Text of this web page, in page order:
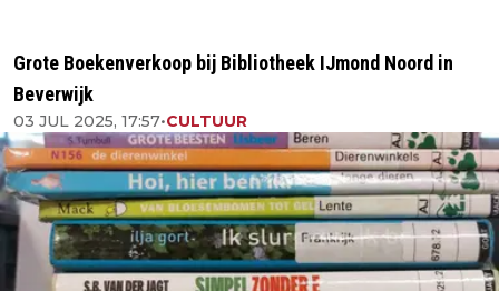
Grote Boekenverkoop bij Bibliotheek IJmond Noord in
Beverwijk
03 JUL 2025, 17:57•CULTUUR